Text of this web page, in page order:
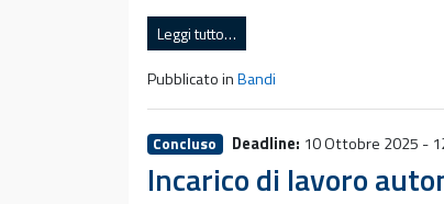
Leggi tutto…
Pubblicato inBandi
Concluso Deadline: 10 Ottobre 2025 -
Incarico di lavoro